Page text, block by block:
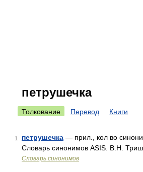
петрушечка
Толкование Перевод Книги
1 петрушечка — прил., кол во
Словарь синонимов ASIS. В.Н.
Словарь синонимов